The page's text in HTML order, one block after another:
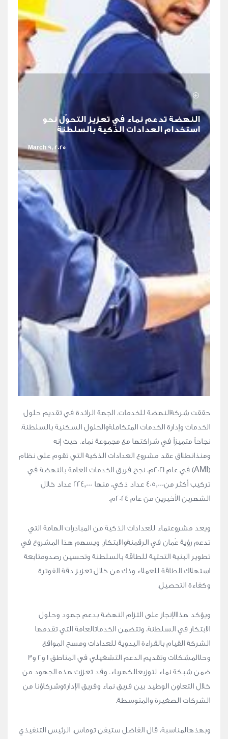
النهضة تدعم نماء في تعزيز التحوّل نحو
استخدام العدادات الذكية بالسلطنة
March 9, 2025
حققت شركةالنهضة للخدمات، الجهة الرائدة في تقديم حلول
الخدمات وإدارة الخدمات المتكاملةوالحلول السكنية بالسلطنة،
نجاحاً متميزاً في شراكتها مع مجموعة نماء. حيث إنه
ومنذانطلاق عقد مشروع العدادات الذكية التي تقوم على نظام
(AMI) في عام 2021م، نجح فريق الخدمات العامة بالنهضة في
تركيب أكثر من405,000 عداد ذكي، منها 224,000 عداد خلال
الشهرين الأخيرين من عام 2024م.
ويعد مشروعنماء للعدادات الذكية من المبادرات الهامة التي
تدعم رؤية عُمان في الرقمنةوالابتكار. ويسهم هذا المشروع في
تطوير البنية التحتية للطاقة بالسلطنة وتحسين رصدومتابعة
استهلاك الطاقة للعملاء وذك من خلال تعزيز دقة الفوترة
وكفاءة التحصيل.
ويؤكد هذاالإنجاز على التزام النهضة بدعم جهود وحلول
الابتكار في السلطنة، وتتضمن الخدماتالعامة التي تقدمها
الشركة القيام بالقراءة اليدوية للعدادات ومسح المواقع
وحلالمشكلات وتقديم الدعم التشغيلي في المناطق 1 و2 و3
ضمن شبكة نماء لتوزيعالكهرباء. وقد تعززت هذه الجهود من
خلال التعاون الوطيد بين فريق نماء وفريق الإدارةوشركاؤنا من
الشركات الصغيرة والمتوسطة.
وبهذهالمناسبة، قال الفاضل ستيفن توماس، الرئيس التنفيذي